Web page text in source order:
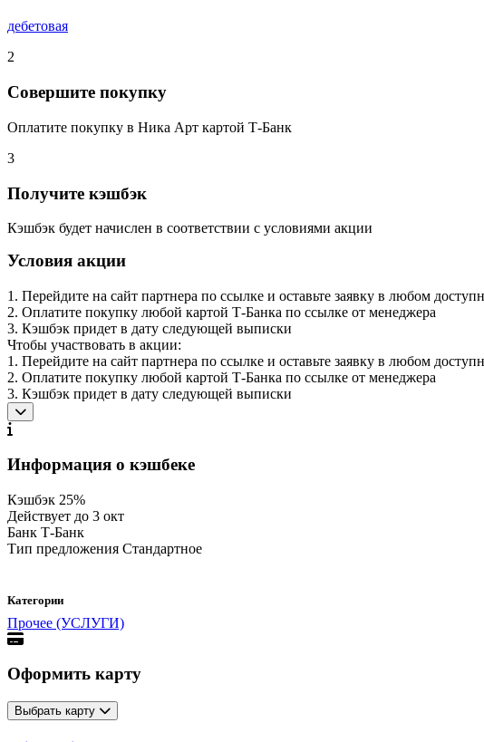
дебетовая
2
Совершите покупку
Оплатите покупку в Ника Арт картой Т-Банк
3
Получите кэшбэк
Кэшбэк будет начислен в соответствии с условиями акции
Условия акции
1. Перейдите на сайт партнера по ссылке и оставьте заявку в любом
2. Оплатите покупку любой картой Т-Банка по ссылке от менеджера
3. Кэшбэк придет в дату следующей выписки
Чтобы участвовать в акции:
1. Перейдите на сайт партнера по ссылке и оставьте заявку в любом
2. Оплатите покупку любой картой Т-Банка по ссылке от менеджера
3. Кэшбэк придет в дату следующей выписки
Информация о кэшбеке
Кэшбэк 25%
Действует до 3 окт
Банк Т-Банк
Тип предложения Стандартное
Категории
Прочее (УСЛУГИ)
Оформить карту
Выбрать карту